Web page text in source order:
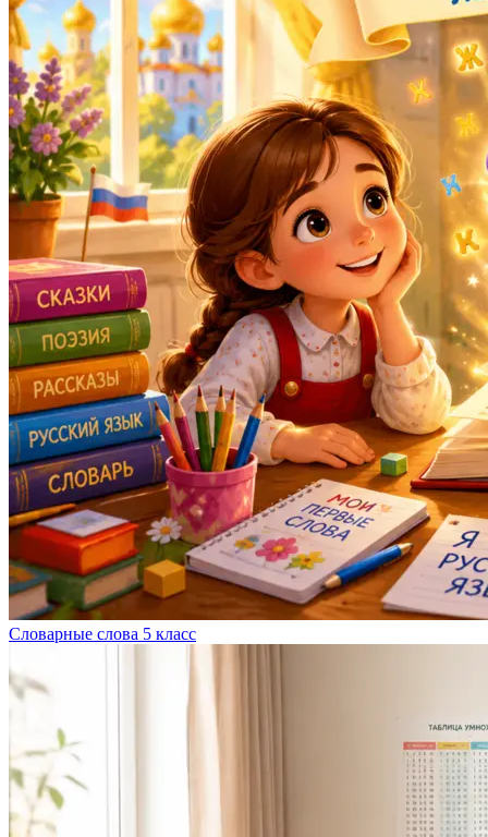
Словарные слова 5 класс